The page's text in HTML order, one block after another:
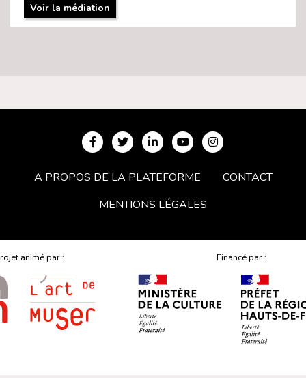
Voir la médiation
A PROPOS DE LA PLATEFORME
CONTACT
MENTIONS LÉGALES
animé par : Financé par :